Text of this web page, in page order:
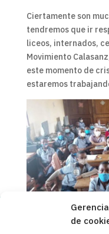
de
Ciertamente son
tendremos que ir
liceos, internados,
Movimiento
este momento de
estaremos
Copyleft